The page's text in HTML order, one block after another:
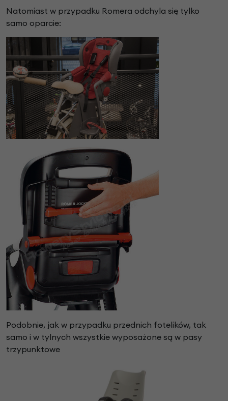
Natomiast w przypadku Romera odchyla się tylko
samo oparcie:
Podobnie, jak w przypadku przednich fotelików, tak
samo i w tylnych wszystkie wyposażone są w pasy
trzypunktowe